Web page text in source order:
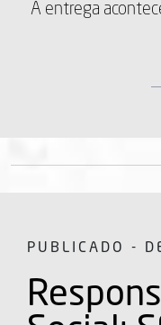
A entrega
PUBLICADO -